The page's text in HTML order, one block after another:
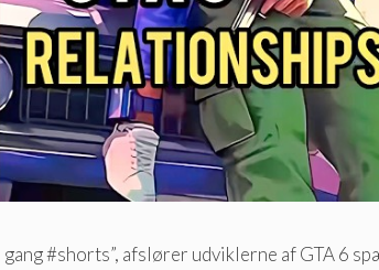
#shorts”, afslører udviklerne af GTA 6